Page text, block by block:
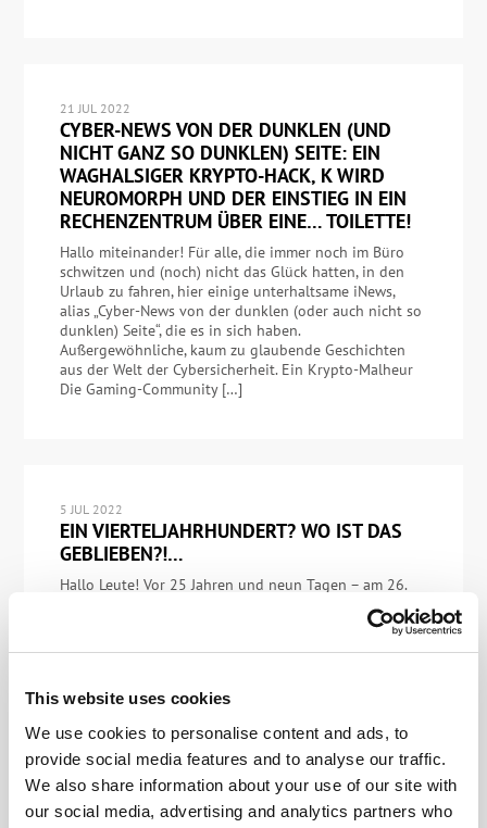
This website uses cookies
We use cookies to personalise content and ads, to
provide social media features and to analyse our traffic.
We also share information about your use of our site with
our social media, advertising and analytics partners who
21 JUL 2022
CYBER-NEWS VON DER DUNKLEN (UND
NICHT GANZ SO DUNKLEN) SEITE: EIN
WAGHALSIGER KRYPTO-HACK, K WIRD
NEUROMORPH UND DER EINSTIEG IN EIN
RECHENZENTRUM ÜBER EINE… TOILETTE!
Hallo miteinander! Für alle, die immer noch im Büro
schwitzen und (noch) nicht das Glück hatten, in den
Urlaub zu fahren, hier einige unterhaltsame iNews,
alias „Cyber-News von der dunklen (oder auch nicht so
dunklen) Seite“, die es in sich haben.
Außergewöhnliche, kaum zu glaubende Geschichten
aus der Welt der Cybersicherheit. Ein Krypto-Malheur
Die Gaming-Community […]
5 JUL 2022
EIN VIERTELJAHRHUNDERT? WO IST DAS
GEBLIEBEN?!…
Hallo Leute! Vor 25 Jahren und neun Tagen – am 26.
Juni 1997 – wurde das Unternehmen, das zufällig den
gleichen Namen wie ich trägt, eingetragen. Und es
und einigen ebenso besonderen und […]
MEHR